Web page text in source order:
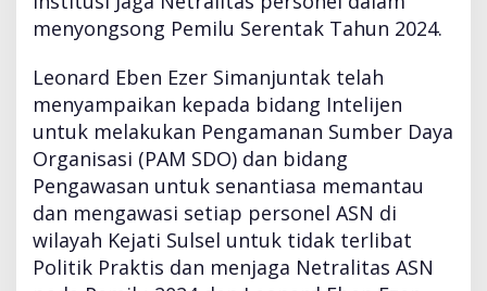
menyongsong Pemilu Serentak Tahun 2024.
Leonard Eben Ezer Simanjuntak telah
menyampaikan kepada bidang Intelijen
untuk melakukan Pengamanan Sumber Daya
Organisasi (PAM SDO) dan bidang
Pengawasan untuk senantiasa memantau
dan mengawasi setiap personel ASN di
wilayah Kejati Sulsel untuk tidak terlibat
Politik Praktis dan menjaga Netralitas ASN